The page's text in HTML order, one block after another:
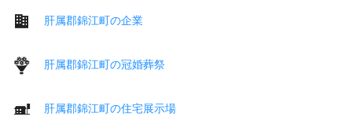
肝属郡錦江町の企業
肝属郡錦江町の冠婚葬祭
肝属郡錦江町の住宅展示場